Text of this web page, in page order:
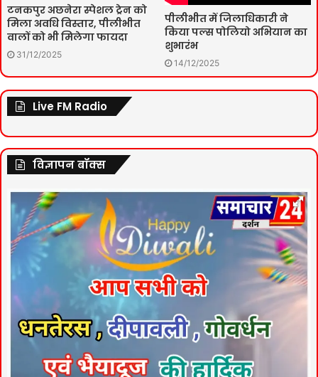
टनकपुर अछनेरा स्पेशल ट्रेन को
मिला अवधि विस्तार, पीलीभीत
वालों को भी मिलेगा फायदा
31/12/2025
पीलीभीत में जिलाधिकारी ने
किया पल्स पोलियो अभियान का
शुभारंभ
14/12/2025
Live FM Radio
विज्ञापन बॉक्स